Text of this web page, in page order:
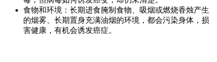
食物和环境：长期进食腌制食物、吸烟或燃烧香烛产生
的烟雾、长期置身充满油烟的环境，都会污染身体，损
害健康，有机会诱发癌症。